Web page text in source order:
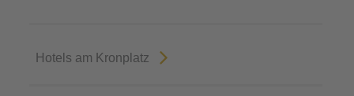
Hotels am Kronplatz